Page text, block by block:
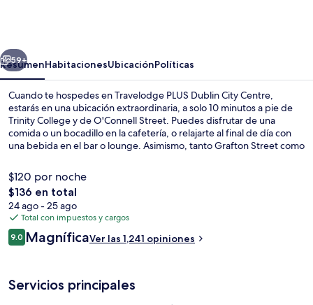
Centre
Siguiente
59+
ResumenHabitacionesUbicaciónPolíticas
Cuando te hospedes en Travelodge PLUS Dublin City Centre,
estarás en una ubicación extraordinaria, a solo 10 minutos a pie de
Trinity College y de O'Connell Street. Puedes disfrutar de una
comida o un bocadillo en la cafetería, o relajarte al final de día con
una bebida en el bar o lounge. Asimismo, tanto Grafton Street como
visitantes hablan maravillas de las amenidades y características como
el personal amable y la ubicación céntrica. La propiedad está a una
corta distancia a pie de algunas opciones de transporte público:
Parada de tranvía Trinity está a 5 minutos y Parada del tranvía
Westmoreland está a 6 minutos.
$120 por noche
El
precio
total
es
de
$136 en total
24 ago - 25 ago
Total con impuestos y cargos
Opiniones
9.09.0 de 10,
MagníficaVer las 1,241 opiniones
Servicios principales